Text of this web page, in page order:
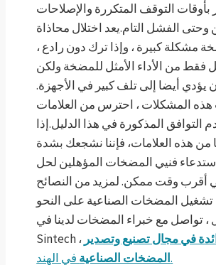
التوقف المتكررة والإصلاحات
وحتى الفشل التام.يعد اختلال محاذاة
مشكلة كبيرة ، وإذا ترك دون رادع ،
فقط من الأداء الأمثل للمضخة ولكن
يؤدي أيضا إلى تلف كبير في الأجهزة.
هذه المشكلات ، احترس من العلامات
التوافق المذكورة في هذا الدليل.إذا
من هذه العلامات، فإننا نشجعك بشدة
فنيي المضخات المؤهلين لحل
أقرب وقت ممكن. لمزيد من النصائح
المضخات الصناعية على النحو
، تواصل مع خبراء المضخات لدينا في
Sintech ، في مجال تصنيع وتصدير
المضخات الصناعيةفي الهند.